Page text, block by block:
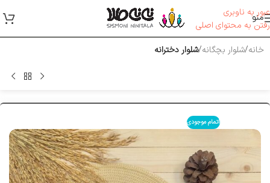
عبور به ناوبری
رفتن به محتوای اصلی
منو
خانه شلوار بچگانه شلوار دخترانه
اتمام موجودی